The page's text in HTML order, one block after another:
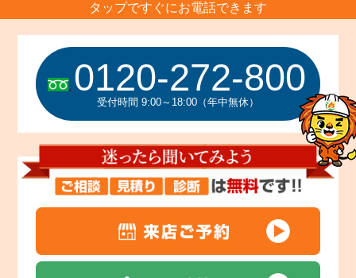
タップですぐにお電話できます
0120-272-800
受付時間 9:00～18:00（年中無休）